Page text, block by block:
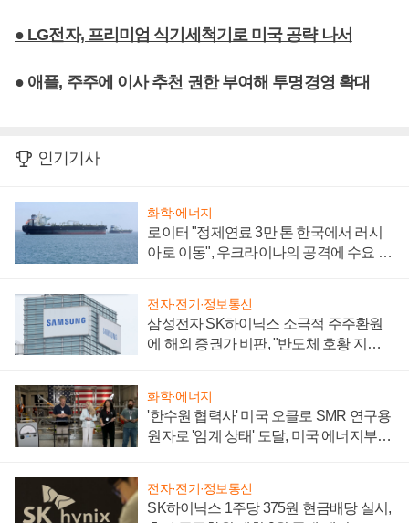
● LG전자, 프리미엄 식기세척기로 미국 공략 나서
● 애플, 주주에 이사 추천 권한 부여해 투명경영 확대
인기기사
화학·에너지
로이터 "정제연료 3만 톤 한국에서 러시
아로 이동", 우크라이나의 공격에 수요 늘
전자·전기·정보통신
삼성전자 SK하이닉스 소극적 주주환원
에 해외 증권가 비판, "반도체 호황 지속
화학·에너지
'한수원 협력사' 미국 오클로 SMR 연구용
원자로 '임계 상태' 도달, 미국 에너지부
전자·전기·정보통신
SK하이닉스 1주당 375원 현금배당 실시,